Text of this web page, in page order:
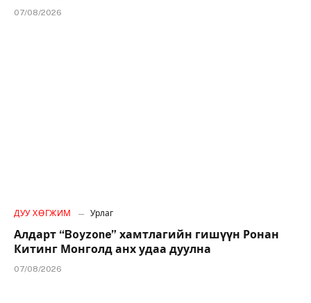
07/08/2026
ДУУ ХӨГЖИМ Урлаг
Алдарт “Boyzone” хамтлагийн гишүүн Ронан
Китинг Монголд анх удаа дуулна
07/08/2026